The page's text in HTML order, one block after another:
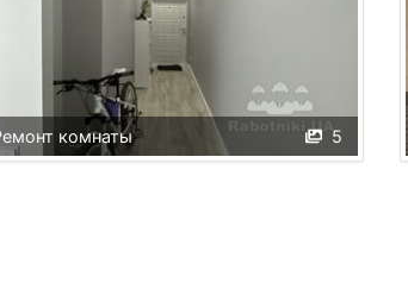
5
комнаты